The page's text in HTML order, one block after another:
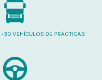
+30 VEHÍCULOS DE PRÁCTICAS